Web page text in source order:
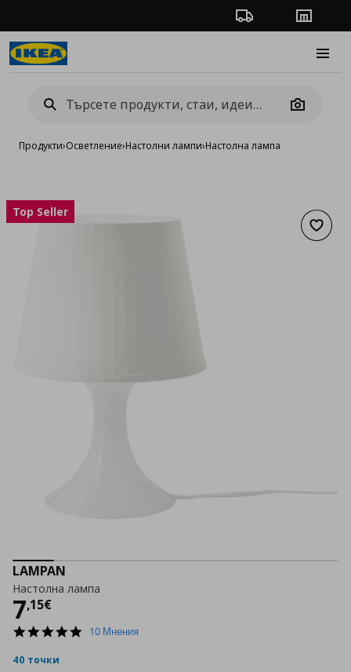
Проследяване на
Camera
Продукти›Осветление›Настолни лампи›Настолна лампа
Top Seller
LAMPAN
Настолна лампа
7,15€
Цена
4.9
10 Мнения
40 точки